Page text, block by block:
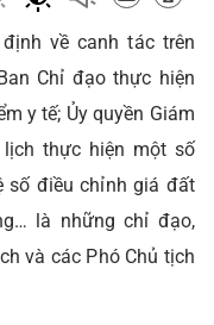
về canh tác trên
Chỉ đạo thực hiện
y tế; Ủy quyền Giám
thực hiện một số
số điều chỉnh giá đất
là những chỉ đạo,
và các Phó Chủ tịch